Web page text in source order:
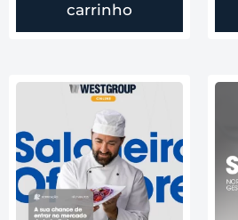
carrinho